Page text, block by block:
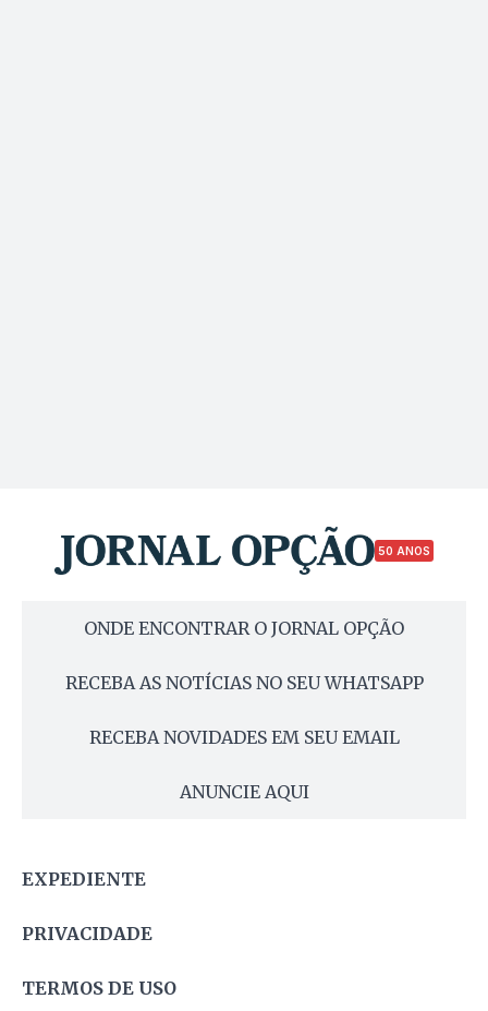
50 ANOS
ONDE ENCONTRAR O JORNAL OPÇÃO
RECEBA AS NOTÍCIAS NO SEU WHATSAPP
RECEBA NOVIDADES EM SEU EMAIL
ANUNCIE AQUI
EXPEDIENTE
PRIVACIDADE
TERMOS DE USO